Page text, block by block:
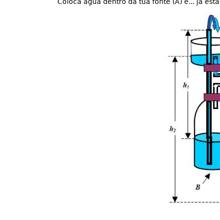
Coloca água dentro da tua fonte (A) e... já